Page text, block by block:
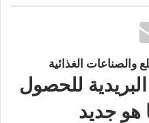
الغذائية
للحصول
هو جديد